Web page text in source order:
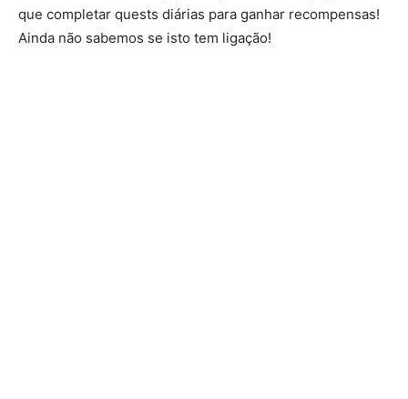
que completar quests diárias para ganhar recompensas!
Ainda não sabemos se isto tem ligação!